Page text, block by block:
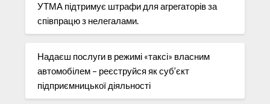
УТМА підтримує штрафи для агрегаторів за
співпрацю з нелегалами.
Надаєш послуги в режимі «таксі» власним
автомобілем – реєструйся як суб’єкт
підприємницької діяльності